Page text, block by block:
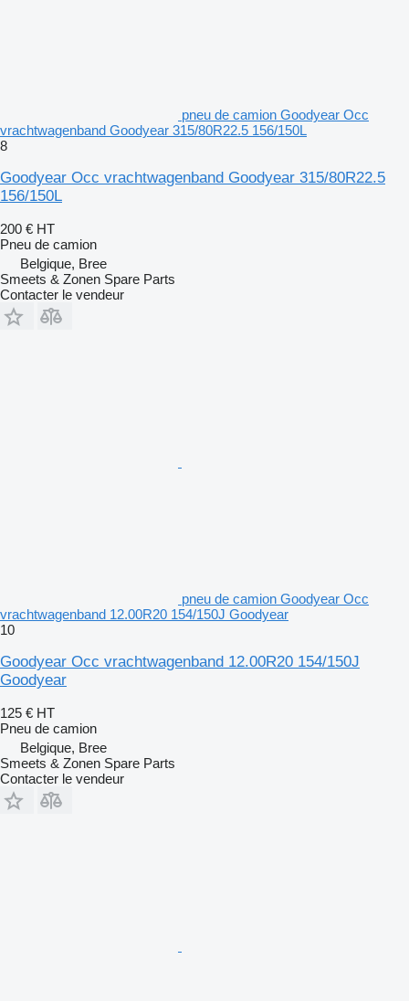
pneu de camion Goodyear Occ
vrachtwagenband Goodyear 315/80R22.5 156/150L
8
Goodyear Occ vrachtwagenband Goodyear 315/80R22.5
156/150L
200 € HT
Pneu de camion
Belgique, Bree
Smeets & Zonen Spare Parts
Contacter le vendeur
pneu de camion Goodyear Occ
vrachtwagenband 12.00R20 154/150J Goodyear
10
Goodyear Occ vrachtwagenband 12.00R20 154/150J
Goodyear
125 € HT
Pneu de camion
Belgique, Bree
Smeets & Zonen Spare Parts
Contacter le vendeur